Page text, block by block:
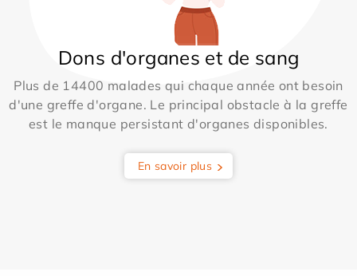
Dons d'organes et de sang
Plus de 14400 malades qui chaque année ont besoin
d'une greffe d'organe. Le principal obstacle à la greffe
est le manque persistant d'organes disponibles.
En savoir plus